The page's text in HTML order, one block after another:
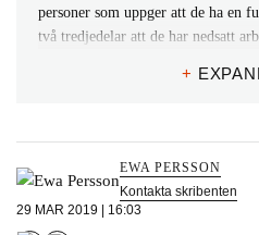
personer som uppger att de ha en
två tredjedelar att de har nedsatt
I den senare gruppen har 80
procent av personer med
arbetsförmåga att de skulle kunna
+
EWA PERSSON
Kontakta skribenten
29 MAR 2019 | 16:03